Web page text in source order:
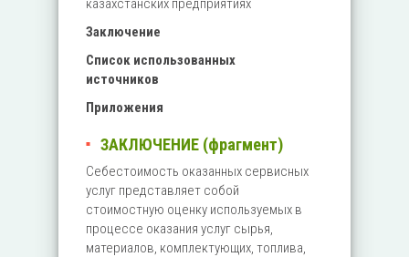
казахстанских предприятиях
Заключение
Список использованных
источников
Приложения
ЗАКЛЮЧЕНИЕ (фрагмент)
Себестоимость оказанных сервисных
услуг представляет собой
стоимостную оценку используемых в
процессе оказания услуг сырья,
материалов, комплектующих, топлива,